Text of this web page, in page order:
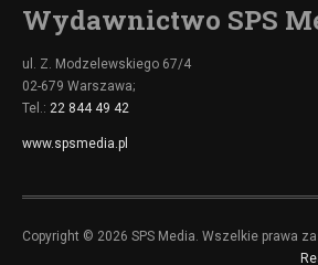
Wydawnictwo SPS
ul. Z. Modzelewskiego 67/4
02-679 Warszawa;
Tel.: 22 844 49 42
www.spsmedia.pl
Copyright © 2026 SPS Media. Wszelkie prawa